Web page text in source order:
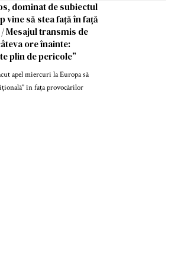
dominat de subiectul
vine să stea față în față
Mesajul transmis de
ore înainte:
plin de pericole”
apel miercuri la Europa să
în fața provocărilor